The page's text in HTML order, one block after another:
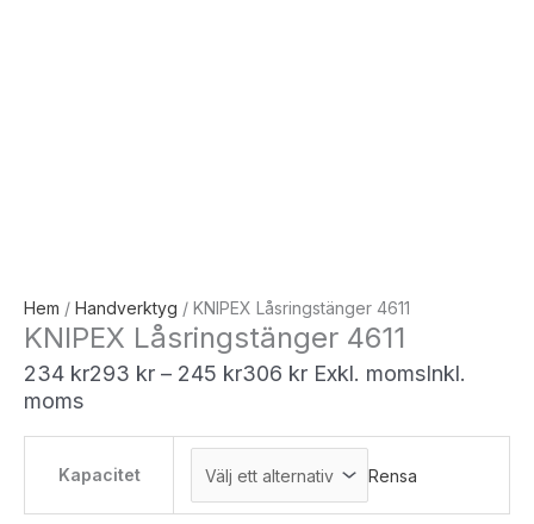
Hem / Handverktyg / KNIPEX Låsringstänger 4611
KNIPEX Låsringstänger 4611
234 kr293 kr – 245 kr306 kr Exkl. momsInkl.
moms
Kapacitet Rensa